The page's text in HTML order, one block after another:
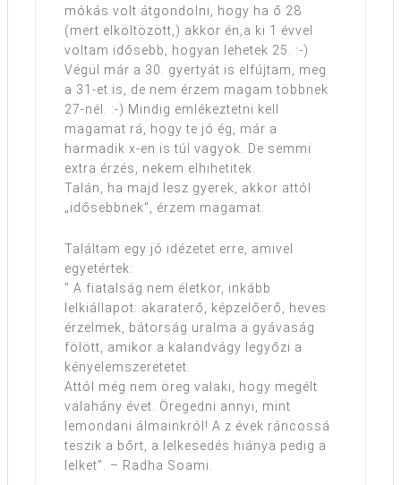
mókás volt átgondolni, hogy ha ő 28
(mert elköltözött,) akkor én,a ki 1 évvel
voltam idősebb, hogyan lehetek 25. :-)
Végül már a 30. gyertyát is elfújtam, meg
a 31-et is, de nem érzem magam többnek
27-nél. :-) Mindig emlékeztetni kell
magamat rá, hogy te jó ég, már a
harmadik x-en is túl vagyok. De semmi
extra érzés, nekem elhihetitek.
Talán, ha majd lesz gyerek, akkor attól
„idősebbnek”, érzem magamat.
Találtam egy jó idézetet erre, amivel
egyetértek:
” A fiatalság nem életkor, inkább
lelkiállapot: akaraterő, képzelőerő, heves
érzelmek, bátorság uralma a gyávaság
fölött, amikor a kalandvágy legyőzi a
kényelemszeretetet.
Attól még nem öreg valaki, hogy megélt
valahány évet. Öregedni annyi, mint
lemondani álmainkról! A z évek ráncossá
teszik a bőrt, a lelkesedés hiánya pedig a
lelket”. – Radha Soami.